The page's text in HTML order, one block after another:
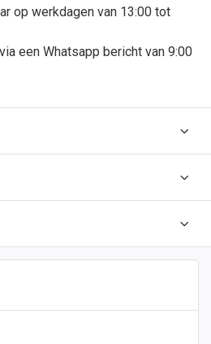
op werkdagen van 13:00 tot
een Whatsapp bericht van 9:00